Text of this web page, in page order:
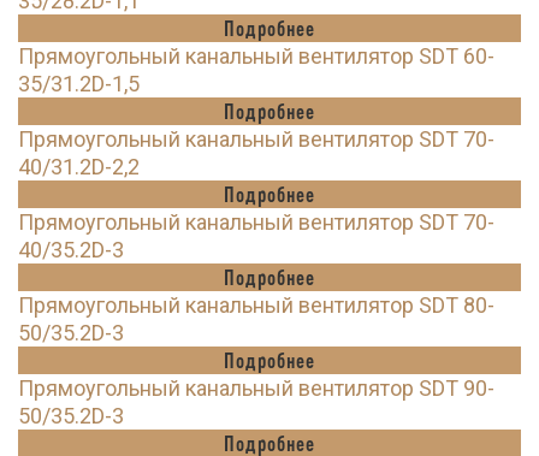
Подробнее
Прямоугольный канальный вентилятор SDT 60-
35/31.2D-1,5
Подробнее
Прямоугольный канальный вентилятор SDT 70-
40/31.2D-2,2
Подробнее
Прямоугольный канальный вентилятор SDT 70-
40/35.2D-3
Подробнее
Прямоугольный канальный вентилятор SDT 80-
50/35.2D-3
Подробнее
Прямоугольный канальный вентилятор SDT 90-
50/35.2D-3
Подробнее